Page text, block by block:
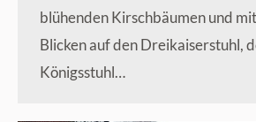
blühenden Kirschbäumen und
Blicken auf den Dreikaiserstuhl,
Königsstuhl…